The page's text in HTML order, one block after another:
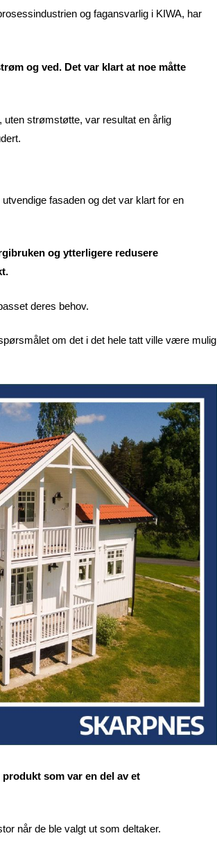
og fagansvarlig i KIWA, har
og ved. Det var klart at noe måtte
uten strømstøtte, var resultat en årlig
fasaden og det var klart for en
og ytterligere redusere
deres behov.
om det i det hele tatt ville være mulig
produkt som var en del av et
når de ble valgt ut som deltaker.